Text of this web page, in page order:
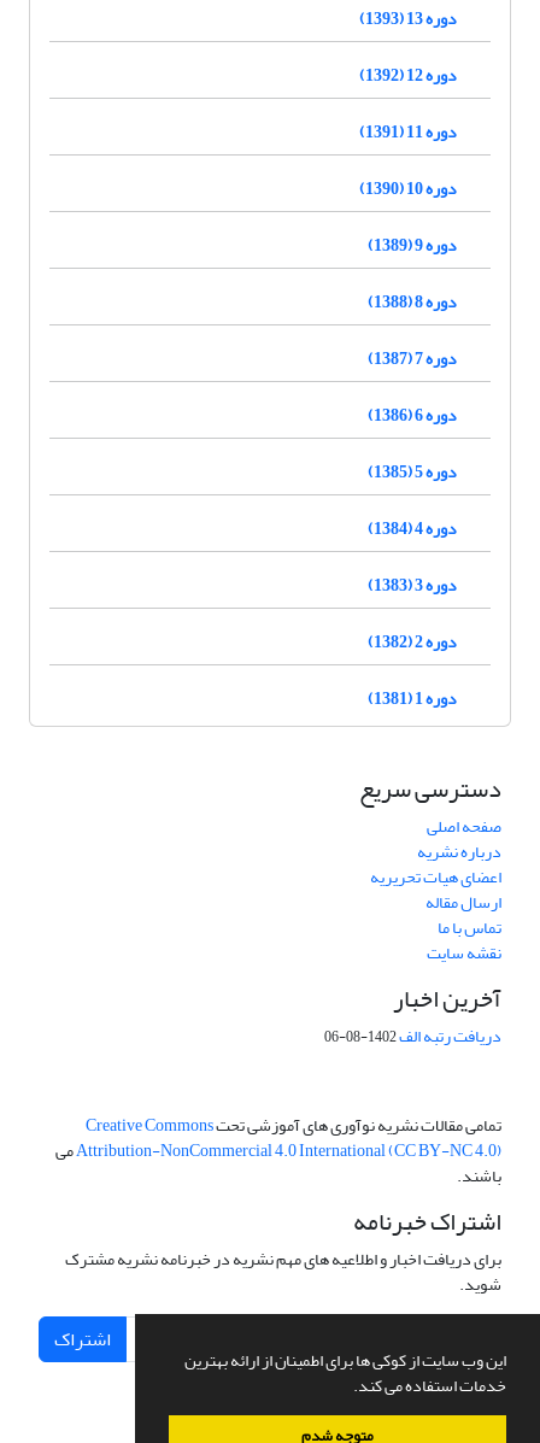
این وب سایت از کوکی ها برای اطمینان از ارائه بهترین
خدمات استفاده می کند.
متوجه شدم
دوره 13 (1393)
دوره 12 (1392)
دوره 11 (1391)
دوره 10 (1390)
دوره 9 (1389)
دوره 8 (1388)
دوره 7 (1387)
دوره 6 (1386)
دوره 5 (1385)
دوره 4 (1384)
دوره 3 (1383)
دوره 2 (1382)
دوره 1 (1381)
دسترسی سریع
صفحه اصلی
درباره نشریه
اعضای هیات تحریریه
ارسال مقاله
تماس با ما
نقشه سایت
آخرین اخبار
دریافت رتبه الف1402-08-06
تمامی مقالات نشریه نوآوری های آموزشی تحتCreative Commons
Attribution-NonCommercial 4.0 International (CC BY-NC 4.0)می
باشند.
اشتراک خبرنامه
برای دریافت اخبار و اطلاعیه های مهم نشریه در خبرنامه نشریه مشترک
شوید.
اشتراک